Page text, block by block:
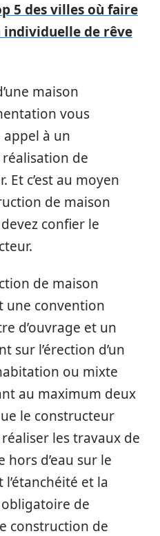
5 des villes où faire
de rêve
maison
vous
à un
de
Et c’est au moyen
de maison
confier le
de maison
une convention
d’ouvrage et un
sur l’érection d’un
ou mixte
au maximum deux
le constructeur
les travaux de
d’eau sur le
et la
de
construction de